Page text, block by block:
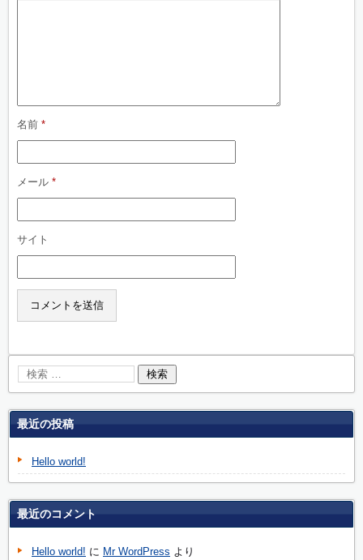
名前 *
メール *
サイト
最近の投稿
Hello world!
最近のコメント
Hello world! に Mr WordPress より